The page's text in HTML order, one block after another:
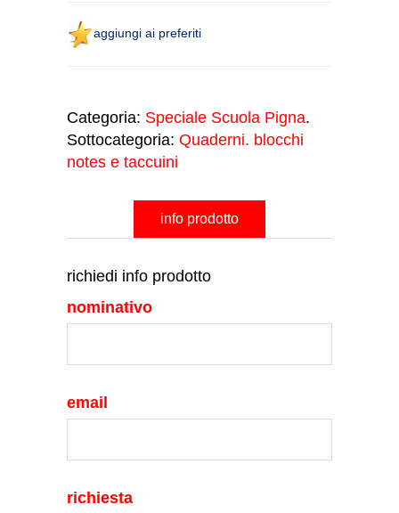
aggiungi ai preferiti
Categoria: Speciale Scuola Pigna.
Sottocategoria: Quaderni. blocchi
notes e taccuini
info prodotto
richiedi info prodotto
nominativo
email
richiesta